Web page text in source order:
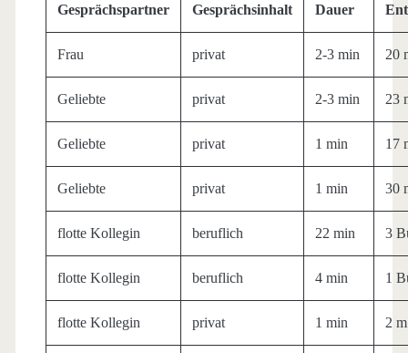
Gesprächspartner Gesprächsinhalt Dauer
Frau privat 2-3 min 20
Geliebte privat 2-3 min 23
Geliebte privat 1 min 17
Geliebte privat 1 min 30
flotte Kollegin beruflich 22 min 3
flotte Kollegin beruflich 4 min 1
flotte Kollegin privat 1 min 2 m